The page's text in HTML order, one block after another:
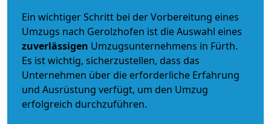
Ein wichtiger Schritt bei der Vorbereitung eines
Umzugs nach Gerolzhofen ist die Auswahl eines
zuverlässigen Umzugsunternehmens in Fürth.
Es ist wichtig, sicherzustellen, dass das
Unternehmen über die erforderliche Erfahrung
und Ausrüstung verfügt, um den Umzug
erfolgreich durchzuführen.